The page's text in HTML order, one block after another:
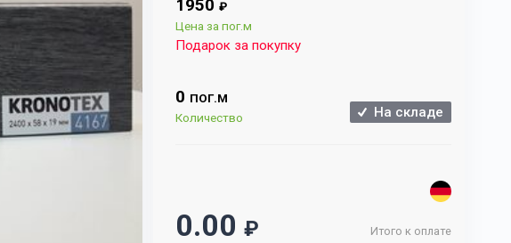
1950 ₽
Цена за пог.м
Подарок за покупку
0 ПОГ.М
Количество На складе
Итого к оплате
0.00 ₽